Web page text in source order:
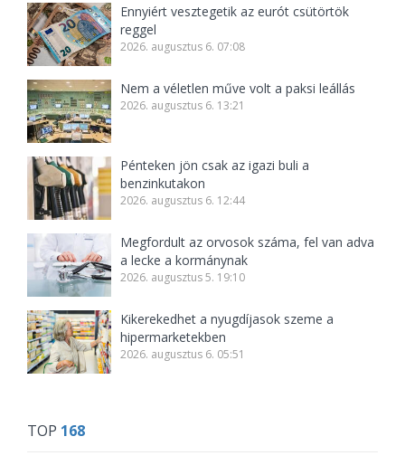
Ennyiért vesztegetik az eurót csütörtök
reggel
2026. augusztus 6. 07:08
Nem a véletlen műve volt a paksi leállás
2026. augusztus 6. 13:21
Pénteken jön csak az igazi buli a
benzinkutakon
2026. augusztus 6. 12:44
Megfordult az orvosok száma, fel van adva
a lecke a kormánynak
2026. augusztus 5. 19:10
Kikerekedhet a nyugdíjasok szeme a
hipermarketekben
2026. augusztus 6. 05:51
TOP 168